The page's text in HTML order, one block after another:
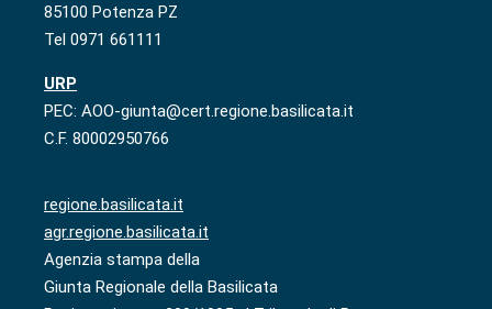
85100 Potenza PZ
Tel 0971 661111
URP
PEC: AOO-giunta@cert.regione.basilicata.it
C.F. 80002950766
regione.basilicata.it
agr.regione.basilicata.it
Agenzia stampa della
Giunta Regionale della Basilicata